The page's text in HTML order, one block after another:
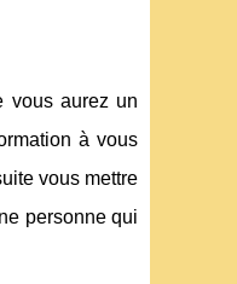
vous aurez un
à vous
vous mettre
personne qui